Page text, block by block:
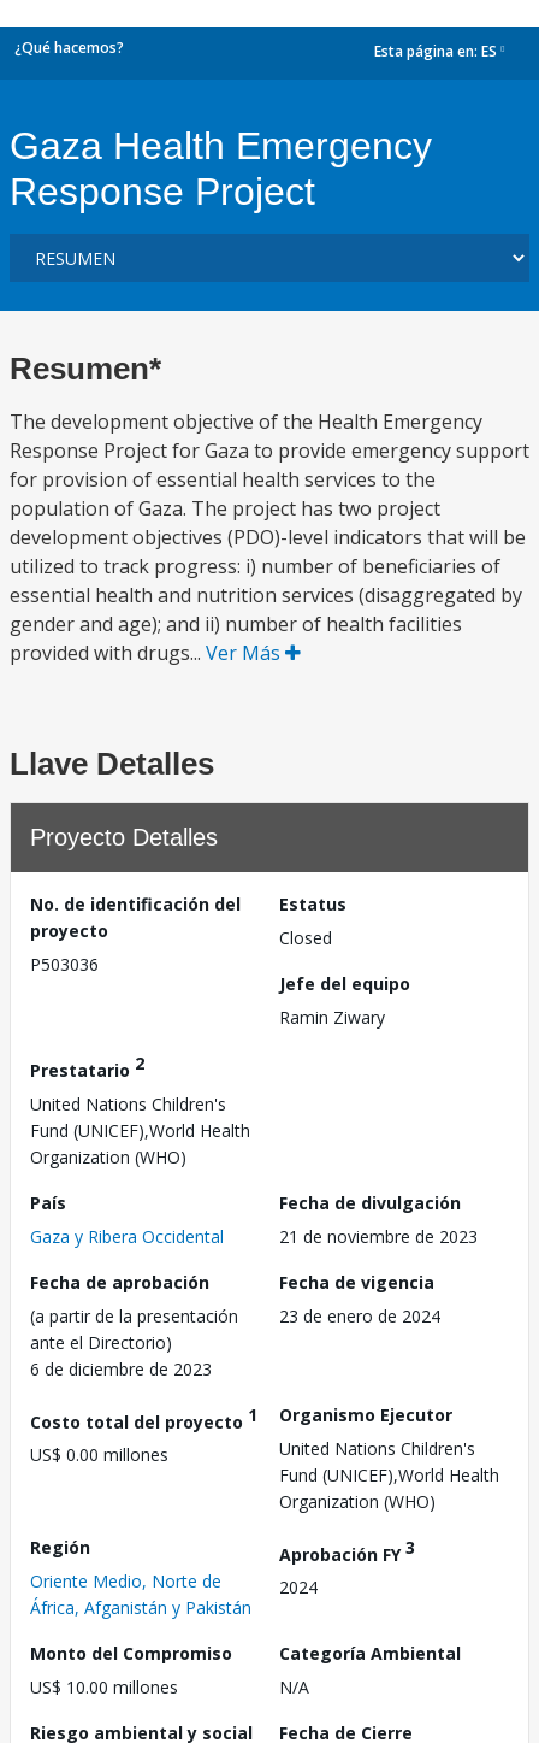
¿Qué hacemos? Esta página en: ES
Gaza Health Emergency
Response Project
Resumen*
The development objective of the Health Emergency
Response Project for Gaza to provide emergency support
for provision of essential health services to the
population of Gaza. The project has two project
development objectives (PDO)-level indicators that will be
utilized to track progress: i) number of beneficiaries of
essential health and nutrition services (disaggregated by
gender and age); and ii) number of health facilities
provided with drugs... Ver Más
Llave Detalles
Proyecto Detalles
No. de identificación del
proyecto
P503036
Estatus
Closed
Jefe del equipo
Ramin Ziwary
Prestatario 2
United Nations Children's
Fund (UNICEF),World Health
Organization (WHO)
País
Gaza y Ribera Occidental
Fecha de divulgación
21 de noviembre de 2023
Fecha de aprobación
(a partir de la presentación
ante el Directorio)
6 de diciembre de 2023
Fecha de vigencia
23 de enero de 2024
Costo total del proyecto 1
US$ 0.00 millones
Organismo Ejecutor
United Nations Children's
Fund (UNICEF),World Health
Organization (WHO)
Región
Oriente Medio, Norte de
África, Afganistán y Pakistán
Aprobación FY3
2024
Monto del Compromiso
US$ 10.00 millones
Categoría Ambiental
N/A
Riesgo ambiental y social
Fecha de Cierre